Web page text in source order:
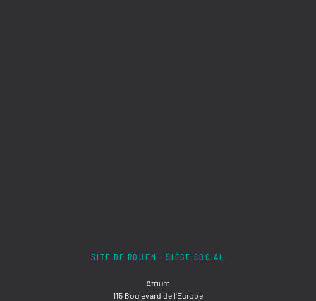
SITE DE ROUEN - SIÈGE SOCIAL
Atrium
115 Boulevard de l'Europe